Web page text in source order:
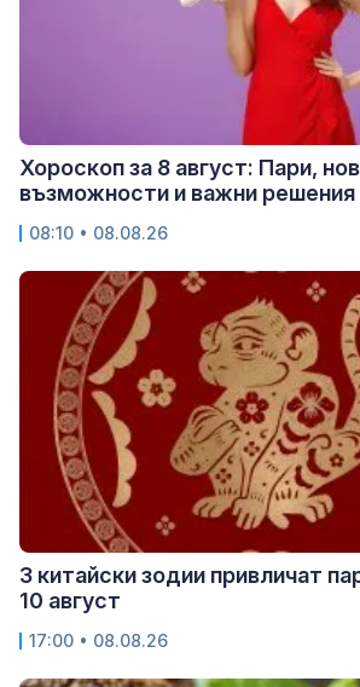
Хороскоп за 8 август: Пари,
възможности и важни решения
08:10 • 08.08.26
3 китайски зодии привличат
10 август
17:00 • 08.08.26